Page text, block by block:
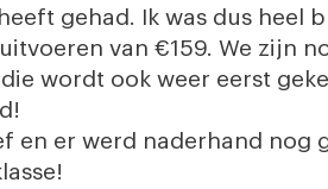
gehad. Ik was dus heel
van €159. We zijn
wordt ook weer eerst
en er werd naderhand nog